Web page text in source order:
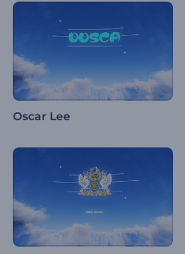
Oscar Lee